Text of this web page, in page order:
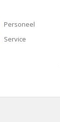
Personeel
Service